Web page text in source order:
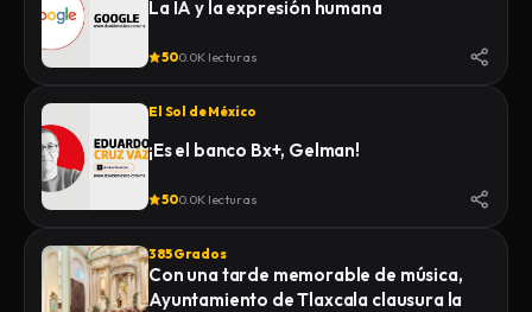
La IA y la expresión humana
500.0K lecturas
El Sol de México
¡Es el banco Bx+, Gelman!
500.0K lecturas
385 Grados
Con una tarde memorable de música,
Ayuntamiento de Tlaxcala clausura la